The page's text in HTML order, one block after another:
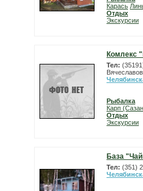
Карась
Отдых
Экскурсии
Комлекс
Тел:
Рыбалка
Карп
Отдых
Экскурсии
База
Тел: (351)